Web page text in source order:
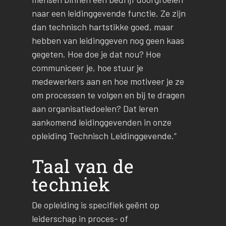
naar een leidinggevende functie. Ze zijn
dan technisch hartstikke goed, maar
hebben van leidinggeven nog geen kaas
gegeten. Hoe doe je dat nou? Hoe
communiceer je, hoe stuur je
medewerkers aan en hoe motiveer je ze
om processen te volgen en bij te dragen
aan organisatiedoelen? Dat leren
aankomend leidinggevenden in onze
opleiding Technisch Leidinggevende.”
Taal van de
techniek
De opleiding is specifiek geënt op
leiderschap in proces- of